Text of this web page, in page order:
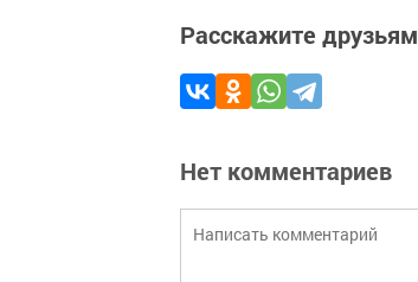
Расскажите друзьям
Нет комментариев